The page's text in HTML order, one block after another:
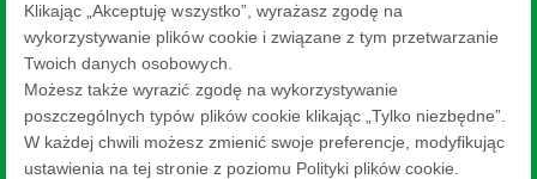
Urządzenia do transportu i składowania szkła
NSGTEC™
Ramki dystansowe TGI®-Spacer
Stillages
Klikając „Akceptuję wszystko”, wyrażasz zgodę na
wykorzystywanie plików cookie i związane z tym przetwarzanie
Twoich danych osobowych.
Możesz także wyrazić zgodę na wykorzystywanie
poszczególnych typów plików cookie klikając „Tylko niezbędne”.
W każdej chwili możesz zmienić swoje preferencje, modyfikując
ustawienia na tej stronie z poziomu Polityki plików cookie.